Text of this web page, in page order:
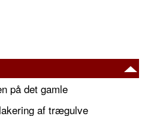
på det gamle
af trægulve